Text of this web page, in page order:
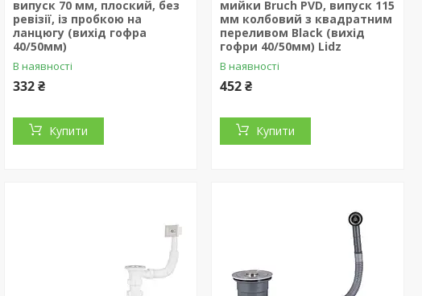
випуск 70 мм, плоский, без
ревізії, із пробкою на
ланцюгу (вихід гофра
40/50мм)
В наявності
332 ₴
Купити
мийки Bruch PVD, випуск 115
мм колбовий з квадратним
переливом Black (вихід
гофри 40/50мм) Lidz
В наявності
452 ₴
Купити